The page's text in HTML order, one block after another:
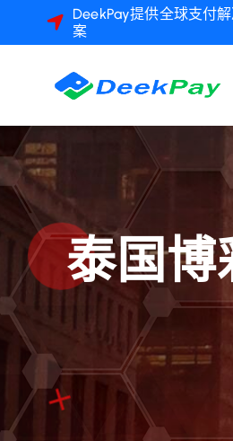
DeekPay提供全球支付
案
泰国博